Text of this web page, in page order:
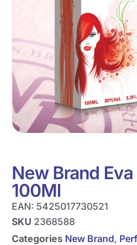
New Brand
100Ml
EAN: 5425017730521
SKU 2368588
Categories New Brand,